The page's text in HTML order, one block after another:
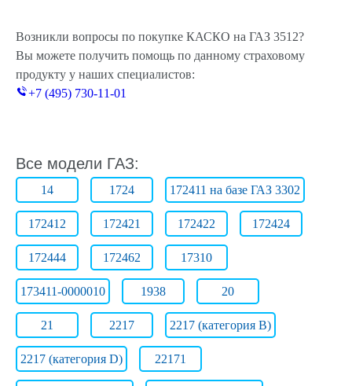
Возникли вопросы по покупке КАСКО на ГАЗ 3512?
Вы можете получить помощь по данному страховому
продукту у наших специалистов:
+7 (495) 730-11-01
Все модели ГАЗ:
14 1724 172411 на базе ГАЗ 3302
172412 172421 172422 172424
172444 172462 17310
173411-0000010 1938 20
21 2217 2217 (категория B)
2217 (категория D) 22171